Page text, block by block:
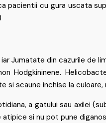
pacientii cu gura uscata
Jumatate din cazurile de
Hodgkininene.
si scaune inchise la culoare,
a gatului sau axilei
si nu pot pune